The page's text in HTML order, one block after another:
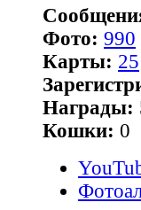
Фото: 990
Карты: 25
Награды:
Кошки: 0